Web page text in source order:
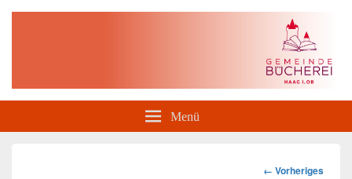
Gemeindebücherei Haag i. OB
Menü
Bilder-
← Vorheriges